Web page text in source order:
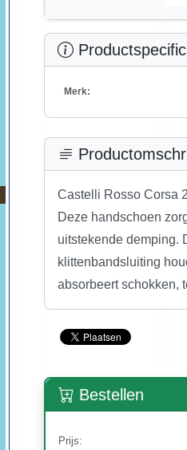
Merk:
Castelli Rosso Corsa
Deze handschoen
uitstekende demping.
klittenbandsluiting
absorbeert schokken,
Bestellen
Prijs: